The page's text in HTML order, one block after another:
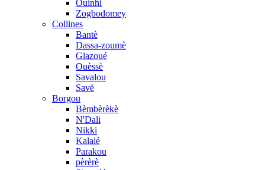
Ouinhi
Zogbodomey
Collines
Bantè
Dassa-zoumè
Glazoué
Ouèssè
Savalou
Savè
Borgou
Bèmbèrèkè
N'Dali
Nikki
Kalalé
Parakou
pèrèrè